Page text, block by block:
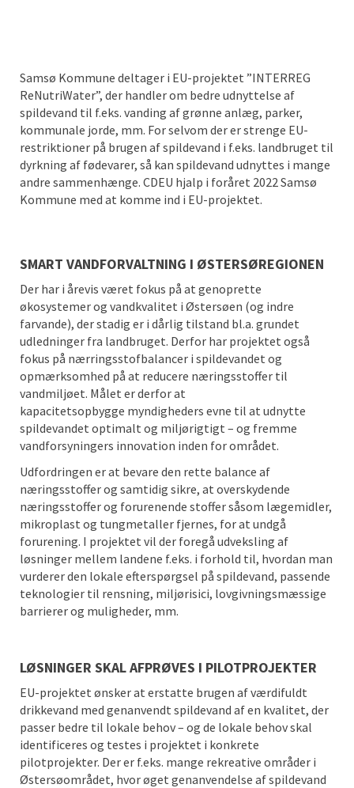
Samsø Kommune deltager i EU-projektet ”INTERREG
ReNutriWater”, der handler om bedre udnyttelse af
spildevand til f.eks. vanding af grønne anlæg, parker,
kommunale jorde, mm. For selvom der er strenge EU-
restriktioner på brugen af spildevand i f.eks. landbruget til
dyrkning af fødevarer, så kan spildevand udnyttes i mange
andre sammenhænge. CDEU hjalp i foråret 2022 Samsø
Kommune med at komme ind i EU-projektet.
SMART VANDFORVALTNING I ØSTERSØREGIONEN
Der har i årevis været fokus på at genoprette
økosystemer og vandkvalitet i Østersøen (og indre
farvande), der stadig er i dårlig tilstand bl.a. grundet
udledninger fra landbruget. Derfor har projektet også
fokus på nærringsstofbalancer i spildevandet og
opmærksomhed på at reducere næringsstoffer til
vandmiljøet. Målet er derfor at
kapacitetsopbygge myndigheders evne til at udnytte
spildevandet optimalt og miljørigtigt – og fremme
vandforsyningers innovation inden for området.
Udfordringen er at bevare den rette balance af
næringsstoffer og samtidig sikre, at overskydende
næringsstoffer og forurenende stoffer såsom lægemidler,
mikroplast og tungmetaller fjernes, for at undgå
forurening. I projektet vil der foregå udveksling af
løsninger mellem landene f.eks. i forhold til, hvordan man
vurderer den lokale efterspørgsel på spildevand, passende
teknologier til rensning, miljørisici, lovgivningsmæssige
barrierer og muligheder, mm.
LØSNINGER SKAL AFPRØVES I PILOTPROJEKTER
EU-projektet ønsker at erstatte brugen afværdifuldt
drikkevand med genanvendt spildevand af en kvalitet, der
passer bedre til lokale behov – og de lokale behov skal
identificeres og testes i projektet i konkrete
pilotprojekter. Der er f.eks. mange rekreative områder i
Østersøområdet, hvor øget genanvendelse af spildevand